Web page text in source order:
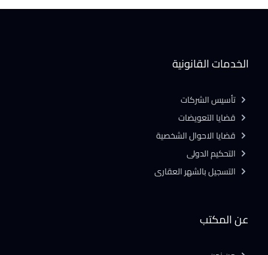
عن المكتب
الخدمات القانونية
تأسيس الشركات
قضايا التعويضات
قضايا الاحوال الشخصية
التحكيم الدولى
التسجيل بالشهر العقارى